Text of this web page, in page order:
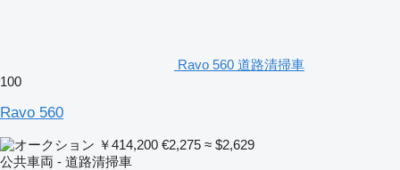
Ravo 560 道路清掃車
100
Ravo 560
￥414,200 €2,275 ≈ $2,629
公共車両 - 道路清掃車